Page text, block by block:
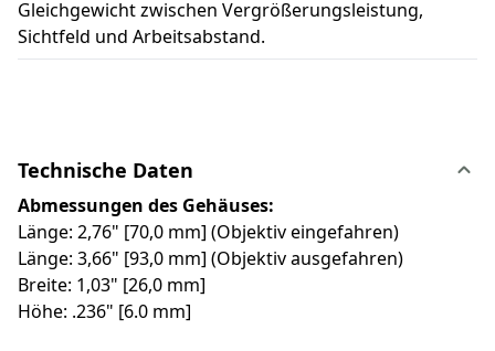
Gleichgewicht zwischen Vergrößerungsleistung,
Sichtfeld und Arbeitsabstand.
Technische Daten
Abmessungen des Gehäuses:
Länge: 2,76" [70,0 mm] (Objektiv eingefahren)
Länge: 3,66" [93,0 mm] (Objektiv ausgefahren)
Breite: 1,03" [26,0 mm]
Höhe: .236" [6.0 mm]